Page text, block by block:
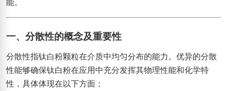
一、分散性的概念及重要性
分散性指钛白粉颗粒在介质中均匀分布的能力。优异的分散
性能够确保钛白粉在应用中充分发挥其物理性能和化学特
性，具体体现在以下方面：